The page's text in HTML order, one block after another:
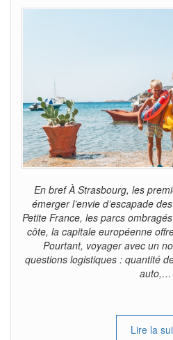
En bref À Strasbourg, les
émerger l’envie d’escapade
Petite France, les parcs
côte, la capitale européenne
Pourtant, voyager avec un
questions logistiques : quantité
auto,…
Lire la